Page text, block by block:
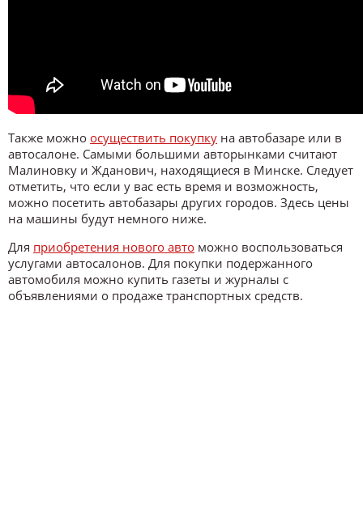
Также можно осуществить покупку на автобазаре или в
автосалоне. Самыми большими авторынками считают
Малиновку и Жданович, находящиеся в Минске. Следует
отметить, что если у вас есть время и возможность,
можно посетить автобазары других городов. Здесь цены
на машины будут немного ниже.
Для приобретения нового авто можно воспользоваться
услугами автосалонов. Для покупки подержанного
автомобиля можно купить газеты и журналы с
объявлениями о продаже транспортных средств.